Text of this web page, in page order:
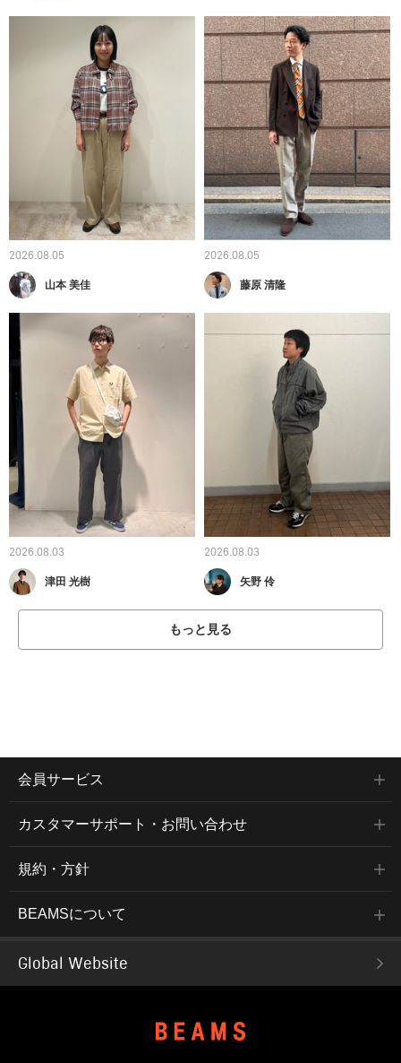
2026.08.05
山本 美佳
2026.08.05
藤原 清隆
2026.08.03
津田 光樹
2026.08.03
矢野 伶
もっと見る
会員サービス
カスタマーサポート・お問い合わせ
規約・方針
BEAMSについて
Global Website